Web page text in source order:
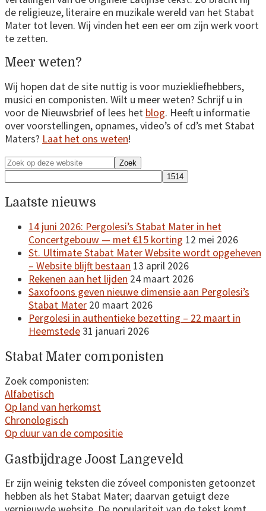
de religieuze, literaire en muzikale wereld van het Stabat
Mater tot leven. Wij vinden het een eer om zijn werk voort
te zetten.
Meer weten?
Wij hopen dat de site nuttig is voor muziekliefhebbers,
musici en componisten. Wilt u meer weten? Schrijf u in
voor de Nieuwsbrief of lees het blog. Heeft u informatie
over voorstellingen, opnames, video’s of cd’s met Stabat
Maters? Laat het ons weten!
Primaire
Zoek
op
website
Laatste nieuws
14 juni 2026: Pergolesi’s Stabat Mater in het
Concertgebouw — met €15 korting 12 mei 2026
St. Ultimate Stabat Mater Website wordt opgeheven
– Website blijft bestaan 13 april 2026
Rekenen aan het lijden 24 maart 2026
Saxofoons geven nieuwe dimensie aan Pergolesi’s
Stabat Mater 20 maart 2026
Pergolesi in authentieke bezetting – 22 maart in
Heemstede31 januari 2026
Stabat Mater componisten
Zoek componisten:
Alfabetisch
Op land van herkomst
Chronologisch
Op duur van de compositie
Gastbijdrage Joost Langeveld
Er zijn weinig teksten die zóveel componisten getoonzet
hebben als het Stabat Mater; daarvan getuigt deze